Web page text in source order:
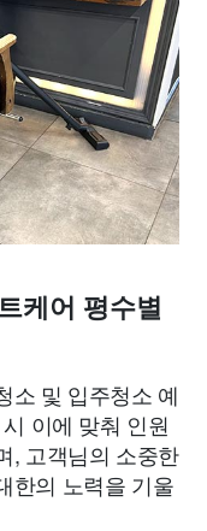
케어 평수별
소 및 입주청소 예
이에 맞춰 인원
, 고객님의 소중한
한의 노력을 기울